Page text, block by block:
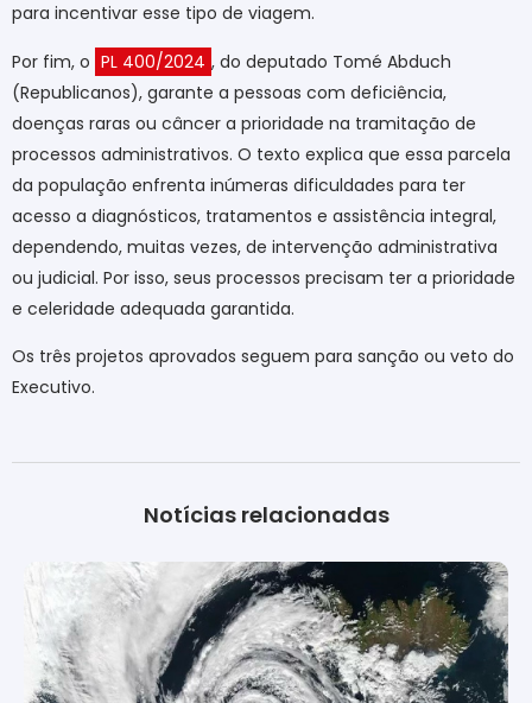
para incentivar esse tipo de viagem.
Por fim, o PL 400/2024 , do deputado Tomé Abduch
(Republicanos), garante a pessoas com deficiência,
doenças raras ou câncer a prioridade na tramitação de
processos administrativos. O texto explica que essa parcela
da população enfrenta inúmeras dificuldades para ter
acesso a diagnósticos, tratamentos e assistência integral,
dependendo, muitas vezes, de intervenção administrativa
ou judicial. Por isso, seus processos precisam ter a prioridade
e celeridade adequada garantida.
Os três projetos aprovados seguem para sanção ou veto do
Executivo.
Notícias relacionadas